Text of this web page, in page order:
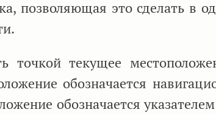
позволяющая это сделать в
точкой текущее
обозначается
обозначается